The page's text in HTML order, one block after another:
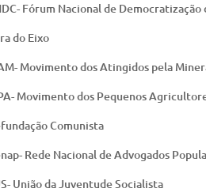
Fórum Nacional de Democratização
do Eixo
Movimento dos Atingidos pela
Movimento dos Pequenos
Comunista
Rede Nacional de Advogados
União da Juventude Socialista